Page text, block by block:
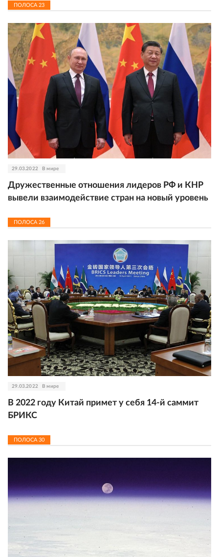
ПОЛОСА 23
29.03.2022 В мире
Дружественные отношения лидеров РФ и КНР
вывели взаимодействие стран на новый уровень
ПОЛОСА26
29.03.2022 В мире
В 2022 году Китай примет у себя 14-й саммит
БРИКС
ПОЛОСА 30